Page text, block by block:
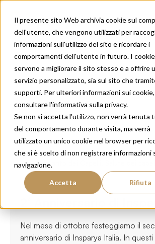
Il presente sito Web archivia cookie sul
dell'utente, che vengono utilizzati per
informazioni sull'utilizzo del sito e ricordare i
comportamenti dell'utente in futuro. I cookie
servono a migliorare il sito stesso e a offrire
servizio personalizzato, sia sul sito che
supporti. Per ulteriori informazioni sui cookie,
consultare l'informativa sulla privacy.
Se non si accetta l'utilizzo, non verrà tenuta
del comportamento durante visita, ma verrà
utilizzato un unico cookie nel browser per
che si è scelto di non registrare informazioni
navigazione.
Accetta Rifiuta
Trapianto dei Capelli
2° Anniversario di
Nel mese di ottobre festeggiamo il
anniversario di Insparya Italia. In